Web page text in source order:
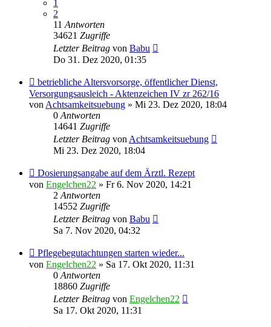
1
2
11Antworten
34621 Zugriffe
Letzter Beitrag von Babu
Do 31. Dez 2020, 01:35
betriebliche Altersvorsorge, öffentlicher Dienst,
Versorgungsausleich - Aktenzeichen IV zr 262/16
vonAchtsamkeitsuebung » Mi 23. Dez 2020, 18:04
0Antworten
14641 Zugriffe
Letzter Beitrag vonAchtsamkeitsuebung
Mi 23. Dez 2020, 18:04
Dosierungsangabe auf dem Ärztl. Rezept
von Engelchen22 » Fr 6. Nov 2020, 14:21
2Antworten
14552 Zugriffe
Letzter Beitrag von Babu
Sa 7. Nov 2020, 04:32
Pflegebegutachtungen starten wieder...
von Engelchen22 » Sa 17. Okt 2020, 11:31
0Antworten
18860 Zugriffe
Letzter Beitrag von Engelchen22
Sa 17. Okt 2020, 11:31